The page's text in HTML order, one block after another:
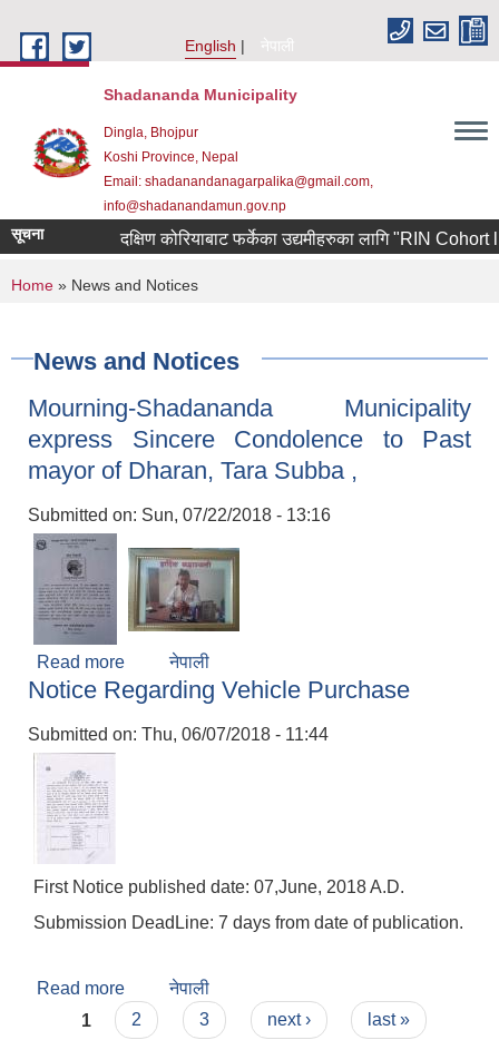
English
नेपाली
Shadananda Municipality
Dingla, Bhojpur
Koshi Province, Nepal
Email: shadanandanagarpalika@gmail.com,
info@shadanandamun.gov.np
सूचना दक्षिण कोरियाबाट फर्केका उद्यमीहरुका लागि "RIN Cohort
You are here
Home » News and Notices
News and Notices
Mourning-Shadananda Municipality
express Sincere Condolence to Past
mayor of Dharan, Tara Subba ,
Submitted on: Sun, 07/22/2018 - 13:16
Read more about Mourning-Shadananda Municipality
express Sincere Condolence to Past mayor of
नेपाली
Notice Regarding Vehicle Purchase
Submitted on: Thu, 06/07/2018 - 11:44
First Notice published date: 07,June, 2018 A.D.
Submission DeadLine: 7 days from date of publication.
Read more about Notice Regarding Vehicle Purchase
नेपाली
Pages
1 2 3 next › last »